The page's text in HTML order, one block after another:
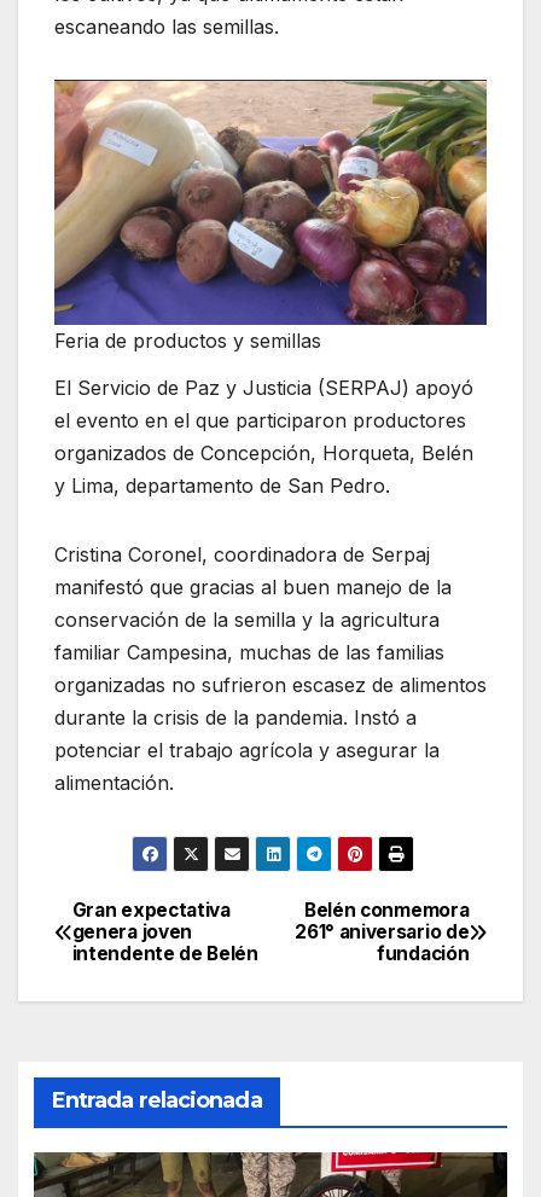
escaneando las semillas.
Feria de productos y semillas
El Servicio de Paz y Justicia (SERPAJ) apoyó
el evento en el que participaron productores
organizados de Concepción, Horqueta, Belén
y Lima, departamento de San Pedro.
Cristina Coronel, coordinadora de Serpaj
manifestó que gracias al buen manejo de la
conservación de la semilla y la agricultura
familiar Campesina, muchas de las familias
organizadas no sufrieron escasez de alimentos
durante la crisis de la pandemia. Instó a
potenciar el trabajo agrícola y asegurar la
alimentación.
Navegación
de
Belén conmemora
261° aniversario de
fundación
Gran expectativa
genera joven
intendente de Belén
Entrada relacionada